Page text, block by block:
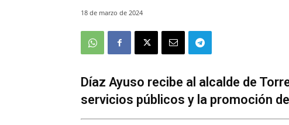
18 de marzo de 2024
Díaz Ayuso recibe al alcalde de
servicios públicos y la promoción